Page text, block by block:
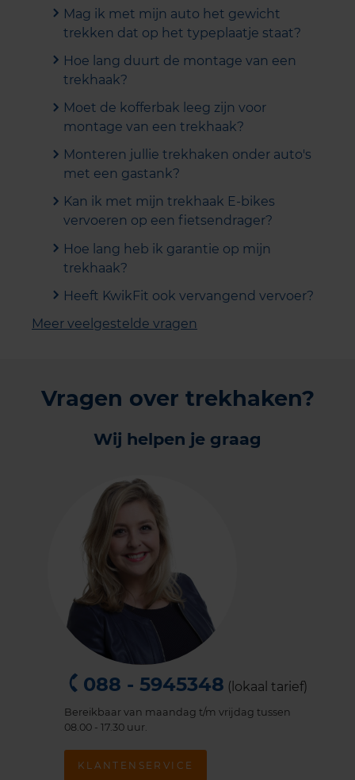
Mag ik met mijn auto het gewicht
trekken dat op het typeplaatje staat?
Hoe lang duurt de montage van een
trekhaak?
Moet de kofferbak leeg zijn voor
montage van een trekhaak?
Monteren jullie trekhaken onder auto's
met een gastank?
Kan ik met mijn trekhaak E-bikes
vervoeren op een fietsendrager?
Hoe lang heb ik garantie op mijn
trekhaak?
Heeft KwikFit ook vervangend vervoer?
Meer veelgestelde vragen
Vragen over trekhaken?
Wij helpen je graag
088 - 5945348 (lokaal tarief)
Bereikbaar van maandag t/m vrijdag tussen
08.00 - 17.30 uur.
KLANTENSERVICE